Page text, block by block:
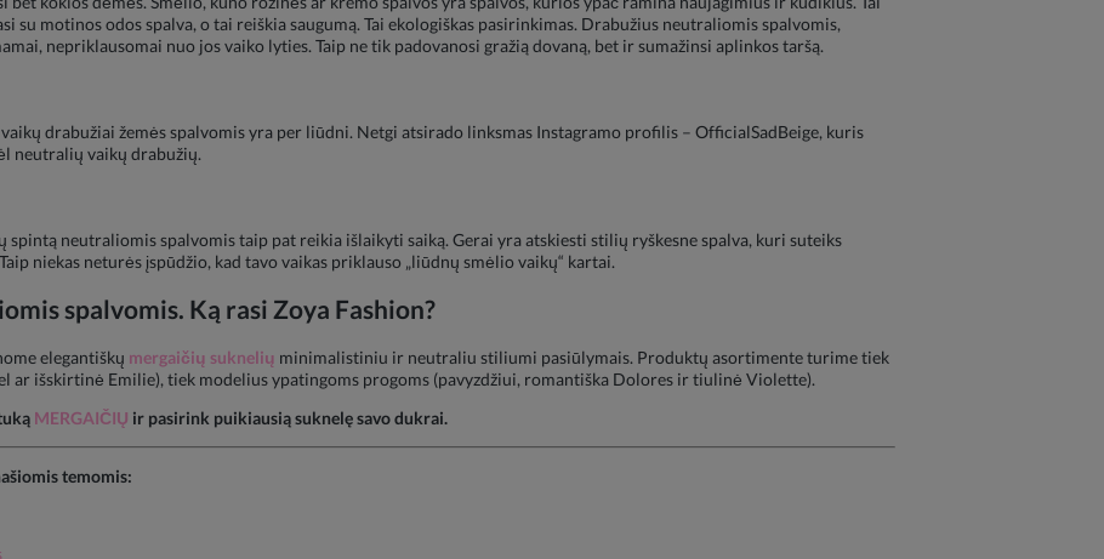
su motinos odos spalva, o tai reiškia saugumą. Tai ekologiškas pasirinkimas. Drabužius neutraliomis spalvomis,
nepriklausomai nuo jos vaiko lyties. Taip ne tik padovanosi gražią dovaną, bet ir sumažinsi aplinkos taršą.
drabužiai žemės spalvomis yra per liūdni. Netgi atsirado linksmas Instagramo profilis – OfficialSadBeige, kuris
neutralių vaikų drabužių.
neutraliomis spalvomis taip pat reikia išlaikyti saiką. Gerai yra atskiesti stilių ryškesne spalva, kuri suteiks
niekas neturės įspūdžio, kad tavo vaikas priklauso „liūdnų smėlio vaikų“ kartai.
spalvomis. Ką rasi Zoya Fashion?
elegantiškų mergaičių suknelių minimalistiniu ir neutraliu stiliumi pasiūlymais. Produktų asortimente turime tiek
ar išskirtinė Emilie), tiek modelius ypatingoms progoms (pavyzdžiui, romantiška Dolores ir tiulinė Violette).
MERGAIČIŲ ir pasirink puikiausią suknelę savo dukrai.
temomis: